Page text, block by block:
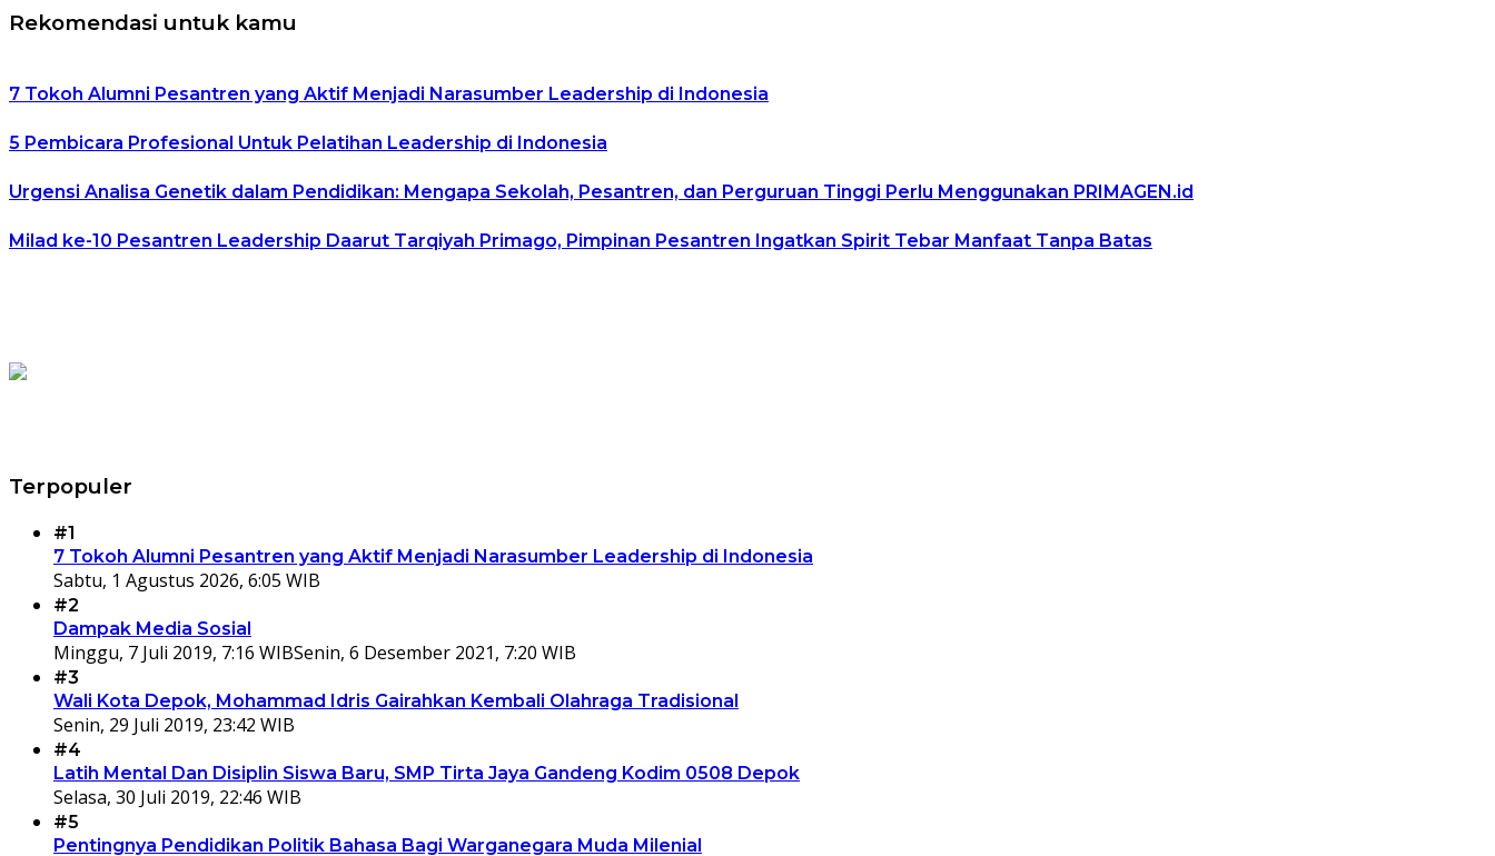
Rekomendasi untuk kamu
7 Tokoh Alumni Pesantren yang Aktif Menjadi Narasumber Leadership di Indonesia
5 Pembicara Profesional Untuk Pelatihan Leadership di Indonesia
Urgensi Analisa Genetik dalam Pendidikan: Mengapa Sekolah, Pesantren, dan Perguruan Tinggi Perlu Menggunakan PRIMAGEN.id
Milad ke-10 Pesantren Leadership Daarut Tarqiyah Primago, Pimpinan Pesantren Ingatkan Spirit Tebar Manfaat Tanpa Batas
Terpopuler
#1
7 Tokoh Alumni Pesantren yang Aktif Menjadi Narasumber Leadership di Indonesia
Sabtu, 1 Agustus 2026, 6:05 WIB
#2
Dampak Media Sosial
Minggu, 7 Juli 2019, 7:16 WIBSenin, 6 Desember 2021, 7:20 WIB
#3
Wali Kota Depok, Mohammad Idris Gairahkan Kembali Olahraga Tradisional
Senin, 29 Juli 2019, 23:42 WIB
#4
Latih Mental Dan Disiplin Siswa Baru, SMP Tirta Jaya Gandeng Kodim 0508 Depok
Selasa, 30 Juli 2019, 22:46 WIB
#5
Pentingnya Pendidikan Politik Bahasa Bagi Warganegara Muda Milenial